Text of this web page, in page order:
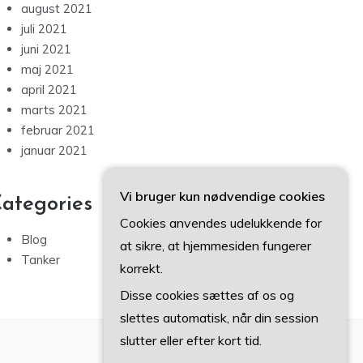
august 2021
juli 2021
juni 2021
maj 2021
april 2021
marts 2021
februar 2021
januar 2021
Blog
Tanker
Vi bruger kun nødvendige cookies
Cookies anvendes udelukkende for
at sikre, at hjemmesiden fungerer
korrekt.
Disse cookies sættes af os og
slettes automatisk, når din session
slutter eller efter kort tid.